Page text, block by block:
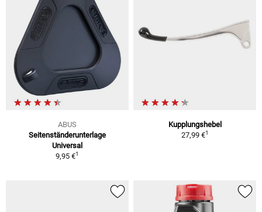
ABUS
Seitenständerunterlage
Universal
9,95 €1
Kupplungshebel
27,99 €1